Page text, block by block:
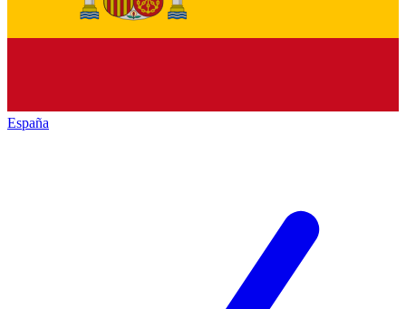
España